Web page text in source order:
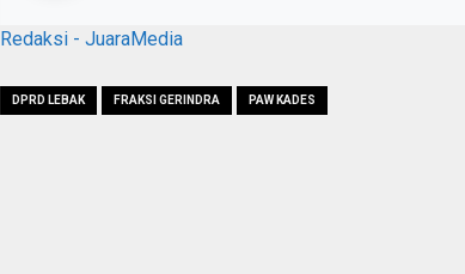
Redaksi - JuaraMedia
DPRD LEBAK FRAKSI GERINDRA PAW KADES